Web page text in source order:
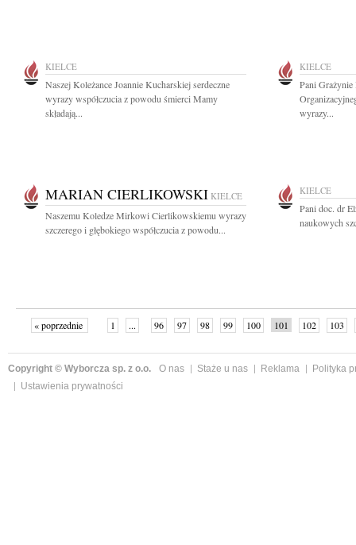
KIELCE
Naszej Koleżance Joannie Kucharskiej serdeczne
wyrazy współczucia z powodu śmierci Mamy
składają...
KIELCE
Pani
wyrazy...
MARIAN CIERLIKOWSKI KIELCE
Naszemu Koledze Mirkowi Cierlikowskiemu wyrazy
szczerego i głębokiego współczucia z powodu...
KIELCE
Pani doc. dr
naukowych
« poprzednie 1 ... 96 97 98 99 100 101 102 103
Copyright © Wyborcza sp. z o.o. O nas Staże u nas Reklama
Polityka
Ustawienia prywatności